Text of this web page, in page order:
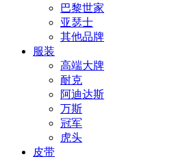
巴黎世家
亚瑟士
其他品牌
服装
高端大牌
耐克
阿迪达斯
万斯
冠军
虎头
皮带